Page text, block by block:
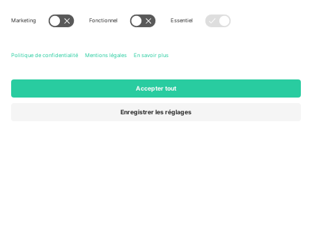
Ticombo France
Mimi Balkanska 132, 1540, Sofia,